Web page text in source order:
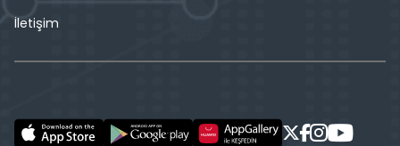
İletişim